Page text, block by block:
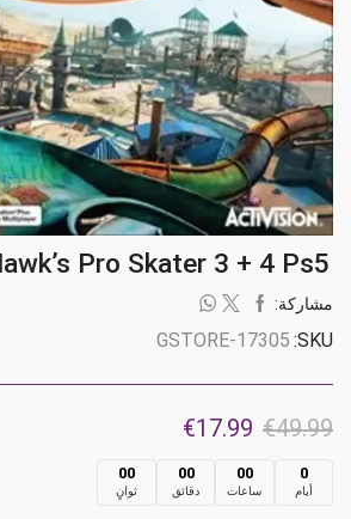
Pro Skater 3 + 4 Ps5
مشاركة:
SKU:
GSTORE-17305
€49.99
السعر
الأصلي
هو:
€17.99
الحالي
هو:
0
أيام
00
ساعات
00
دقائق
00
ثوانٍ